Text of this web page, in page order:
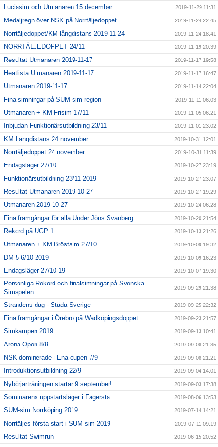
Luciasim och Utmanaren 15 december 2019-11-29 11:31
Medaljregn över NSK på Norrtäljedoppet 2019-11-24 22:45
Norrtäljedoppet/KM långdistans 2019-11-24 2019-11-24 18:41
NORRTÄLJEDOPPET 24/11 2019-11-19 20:39
Resultat Utmanaren 2019-11-17 2019-11-17 19:58
Heatlista Utmanaren 2019-11-17 2019-11-17 16:47
Utmanaren 2019-11-17 2019-11-14 22:04
Fina simningar på SUM-sim region 2019-11-11 06:03
Utmanaren + KM Frisim 17/11 2019-11-05 06:21
Inbjudan Funktionärsutbildning 23/11 2019-11-01 23:02
KM Långdistans 24 november 2019-10-31 12:01
Norrtäljedoppet 24 november 2019-10-31 11:39
Endagsläger 27/10 2019-10-27 23:19
Funktionärsutbildning 23/11-2019 2019-10-27 23:07
Resultat Utmanaren 2019-10-27 2019-10-27 19:29
Utmanaren 2019-10-27 2019-10-24 06:28
Fina framgångar för alla Under Jöns Svanberg 2019-10-20 21:54
Rekord på UGP 1 2019-10-13 21:26
Utmanaren + KM Bröstsim 27/10 2019-10-09 19:32
DM 5-6/10 2019 2019-10-09 16:23
Endagsläger 27/10-19 2019-10-07 19:30
Personliga Rekord och finalsimningar på Svenska
Simspelen
2019-09-29 21:38
Strandens dag - Städa Sverige 2019-09-25 22:32
Fina framgångar i Örebro på Wadköpingsdoppet 2019-09-23 21:57
Simkampen 2019 2019-09-13 10:41
Arena Open 8/9 2019-09-08 21:35
NSK dominerade i Ena-cupen 7/9 2019-09-08 21:21
Introduktionsutbildning 22/9 2019-09-04 14:01
Nybörjarträningen startar 9 september! 2019-09-03 17:38
Sommarens uppstartsläger i Fagersta 2019-08-06 13:53
SUM-sim Norrköping 2019 2019-07-14 14:21
Norrtäljes första start i SUM sim 2019 2019-07-11 09:19
Resultat Swimrun 2019-06-15 20:52